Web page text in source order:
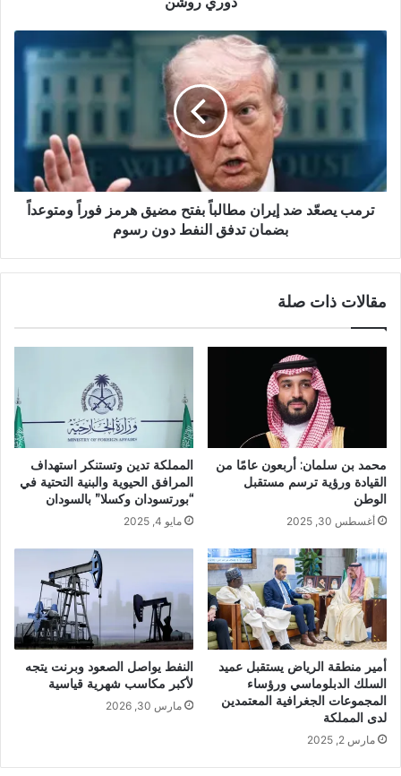
ترمب يصعّد ضد إيران مطالباً بفتح مضيق هرمز فوراً ومتوعداً
بضمان تدفق النفط دون رسوم
مقالات ذات صلة
محمد بن سلمان: أربعون عامًا من
القيادة ورؤية ترسم مستقبل
الوطن
أغسطس 30, 2025
المملكة تدين وتستنكر استهداف
المرافق الحيوية والبنية التحتية في
“بورتسودان وكسلا” بالسودان
مايو 4, 2025
أمير منطقة الرياض يستقبل عميد
السلك الدبلوماسي ورؤساء
المجموعات الجغرافية المعتمدين
لدى المملكة
مارس 2, 2025
النفط يواصل الصعود وبرنت يتجه
لأكبر مكاسب شهرية قياسية
مارس 30, 2026